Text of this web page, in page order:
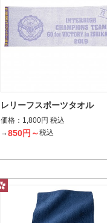
レリーフスポーツタオル
価格： 1,800円 税込
→850円～税込